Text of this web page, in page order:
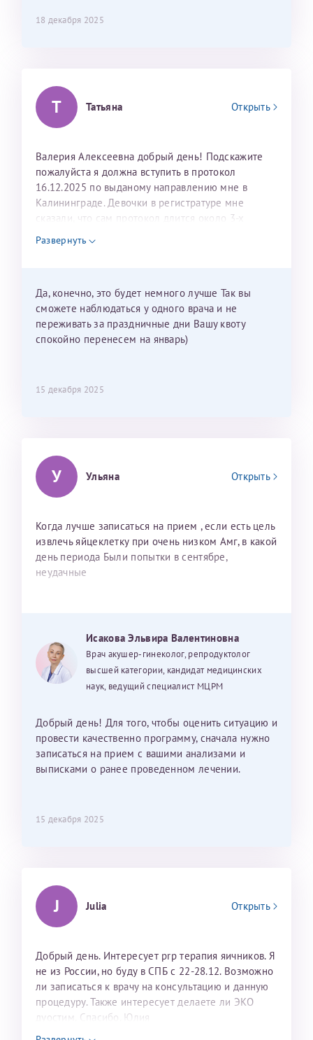
18 декабря 2025
Т Татьяна Открыть
Валерия Алексеевна добрый день! Подскажите
пожалуйста я должна вступить в протокол
16.12.2025 по выданому направлению мне в
Калининграде. Девочки в регистратуре мне
сказали, что сам протокол длится около 3-х
недель и 3 недели я должна находится в Питере.
Можно мне новый год провести в Калининграде и
Развернуть
Да, конечно, это будет немного лучше Так вы
сможете наблюдаться у одного врача и не
переживать за праздничные дни Вашу квоту
спокойно перенесем на январь)
15 декабря 2025
У Ульяна Открыть
Когда лучше записаться на прием , если есть цель
извлечь яйцеклетку при очень низком Амг, в какой
день периода Были попытки в сентябре,
неудачные
Исакова Эльвира Валентиновна
Врач акушер-гинеколог, репродуктолог
высшей категории, кандидат медицинских
наук, ведущий специалист МЦРМ
Добрый день! Для того, чтобы оценить ситуацию и
провести качественно программу, сначала нужно
записаться на прием с вашими анализами и
выписками о ранее проведенном лечении.
15 декабря 2025
J Julia Открыть
Добрый день. Интересует prp терапия яичников. Я
не из России, но буду в СПБ с 22-28.12. Возможно
ли записаться к врачу на консультацию и данную
процедуру. Также интересует делаете ли ЭКО
дуостим. Спасибо. Юлия